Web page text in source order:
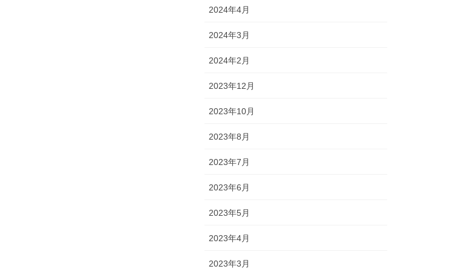
2024年4月
2024年3月
2024年2月
2023年12月
2023年10月
2023年8月
2023年7月
2023年6月
2023年5月
2023年4月
2023年3月